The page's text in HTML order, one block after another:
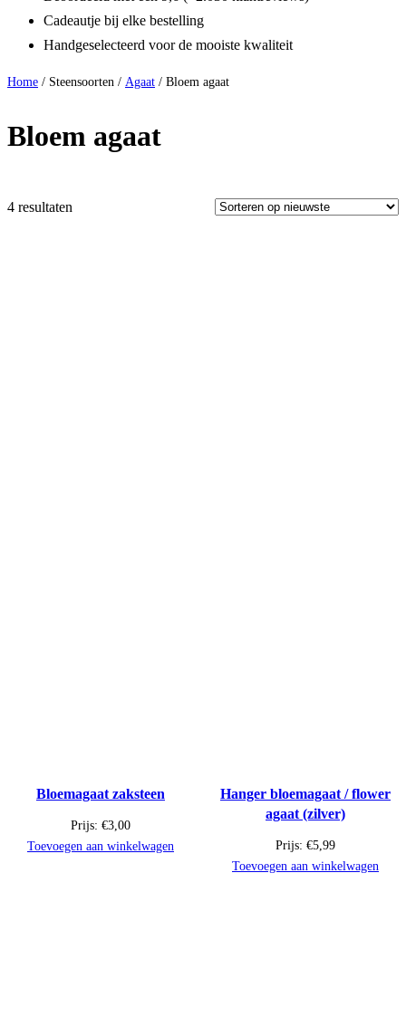
Cadeautje bij elke bestelling
Handgeselecteerd voor de mooiste kwaliteit
Home / Steensoorten / Agaat / Bloem agaat
Bloem agaat
4 resultaten
Bloemagaat zaksteen
Prijs: €3,00
Toevoegen aan winkelwagen
Hanger bloemagaat / flower
agaat (zilver)
Prijs: €5,99
Toevoegen aan winkelwagen